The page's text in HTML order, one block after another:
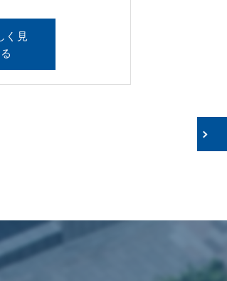
く見
る